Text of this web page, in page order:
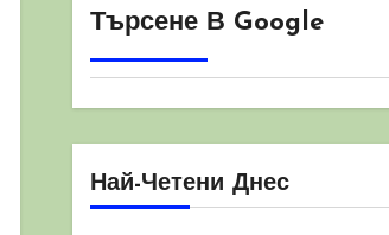
Търсене В Google
Най-Четени Днес